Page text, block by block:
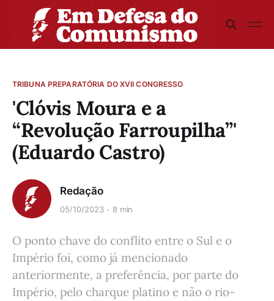
TRIBUNA PREPARATÓRIA DO XVII CONGRESSO
'Clóvis Moura e a
“Revolução Farroupilha”'
(Eduardo Castro)
Redação
05/10/2023 8 min
O ponto chave do conflito entre o Sul e o
Império foi, como já mencionado
anteriormente, a preferência, por parte do
Império, pelo charque platino e não o rio-